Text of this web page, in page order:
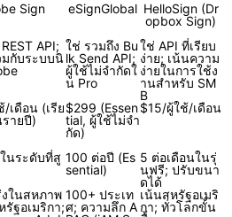
Sign eSignGlobal HelloSign (Dr
opbox Sign)
API;
กับระบบนิ
ใช่ รวมถึง Bu
lk Send API;
ผู้ใช้ไม่จำกัดใ
น Pro
ใช่ API ที่เรียบ
ง่าย; เน้นความ
ง่ายในการใช้ง
านสำหรับ SM
B
เดือน (เรีย
รายปี)
$299 (Essen
tial, ผู้ใช้ไม่จำ
กัด)
$15/ผู้ใช้/เดือน
นระดับที่สู 100 ต่อปี (Es
sential)
5 ต่อเดือนในรุ่
นฟรี; ปรับขนา
ดได้
ในสหภาพ
รัฐอเมริกา;
100+ ประเท
ศ; ความลึก A
เน้นสหรัฐอเมริ
กา; ทั่วโลกขั้น